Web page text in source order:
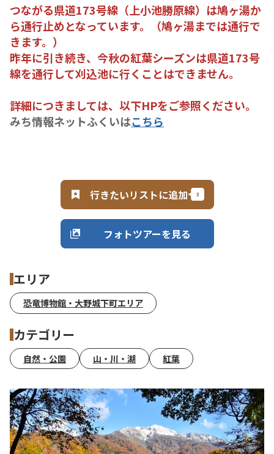
つながる県道173号線（上小池勝原線）は鳩ヶ湯か
ら通行止めとなっています。（鳩ヶ湯までは通行で
きます。）
昨年に引き続き、今秋の紅葉シーズンは県道173号
線を通行して刈込池に行くことはできません。
詳細につきましては、以下HPをご参照ください。
みち情報ネットふくいはこちら
行きたいリストに追加
フォトツアーを見る
エリア
恐竜博物館・大野城下町エリア
カテゴリー
自然・公園 山・川・湖 紅葉